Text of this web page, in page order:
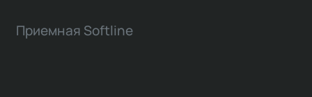
Приемная Softline